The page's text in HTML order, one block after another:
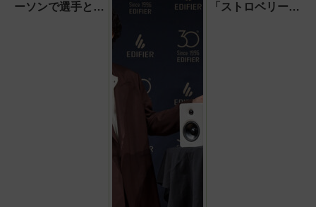
ーソンで選手とコ
「ストロベリーフ